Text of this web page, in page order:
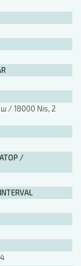
/ 18000 Nis, 2
/